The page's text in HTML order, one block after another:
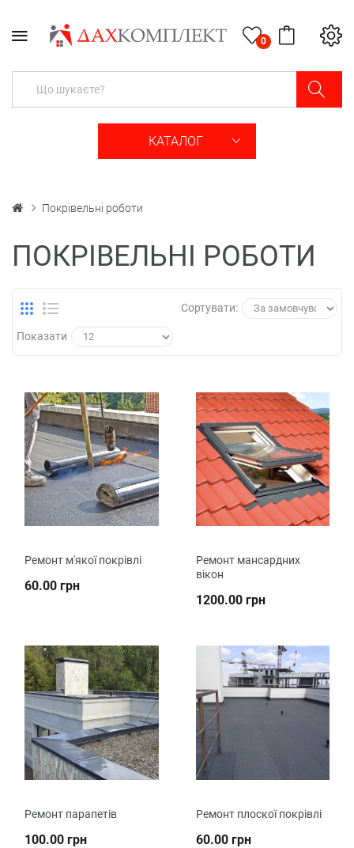
0
КАТАЛОГ
Покрівельні роботи
ПОКРІВЕЛЬНІ РОБОТИ
Сортувати:
Показати
Ремонт м'якої покрівлі
60.00 грн
Ремонт мансардних
вікон
1200.00 грн
Ремонт парапетів
100.00 грн
Ремонт плоскої покрівлі
60.00 грн